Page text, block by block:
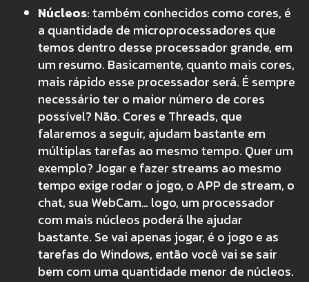
Núcleos: também conhecidos como cores, é
a quantidade de microprocessadores que
temos dentro desse processador grande, em
um resumo. Basicamente, quanto mais cores,
mais rápido esse processador será. É sempre
necessário ter o maior número de cores
possível? Não. Cores e Threads, que
falaremos a seguir, ajudam bastante em
múltiplas tarefas ao mesmo tempo. Quer um
exemplo? Jogar e fazer streams ao mesmo
tempo exige rodar o jogo, o APP de stream, o
chat, sua WebCam… logo, um processador
com mais núcleos poderá lhe ajudar
bastante. Se vai apenas jogar, é o jogo e as
tarefas do Windows, então você vai se sair
bem com uma quantidade menor de núcleos.